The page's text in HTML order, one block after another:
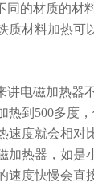
同的材质的材
质材料加热可
讲电磁加热器
热到500多度
速度就会相对
加热器，如是
速度快慢会直